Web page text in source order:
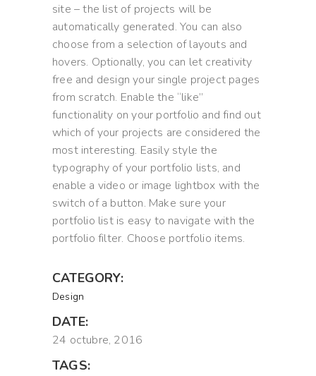
site – the list of projects will be
automatically generated. You can also
choose from a selection of layouts and
hovers. Optionally, you can let creativity
free and design your single project pages
from scratch. Enable the “like”
functionality on your portfolio and find out
which of your projects are considered the
most interesting. Easily style the
typography of your portfolio lists, and
enable a video or image lightbox with the
switch of a button. Make sure your
portfolio list is easy to navigate with the
portfolio filter. Choose portfolio items.
CATEGORY:
Design
DATE:
24 octubre, 2016
TAGS: